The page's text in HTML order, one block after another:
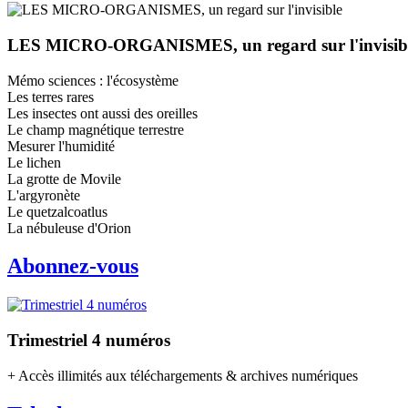
LES MICRO-ORGANISMES, un regard sur
Mémo sciences : l'écosystème
Les terres rares
Les insectes ont aussi des oreilles
Le champ magnétique terrestre
Mesurer l'humidité
Le lichen
La grotte de Movile
L'argyronète
Le quetzalcoatlus
La nébuleuse d'Orion
Abonnez-vous
Trimestriel 4 numéros
+ Accès illimités aux téléchargements & archives numériques